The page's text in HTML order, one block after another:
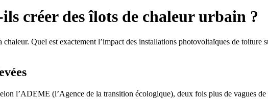
créer des îlots de chaleur urbain ?
Quel est exactement l’impact des installations photovoltaïques de toiture
l’ADEME (l’Agence de la transition écologique), deux fois plus de vagues